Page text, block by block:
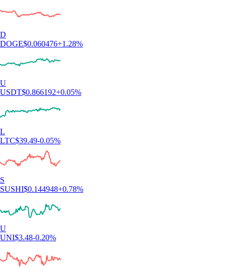
D
DOGE$0.060476+1.28%
U
USDT$0.866192+0.05%
L
LTC$39.49-0.05%
S
SUSHI$0.144948+0.78%
U
UNI$3.48-0.20%